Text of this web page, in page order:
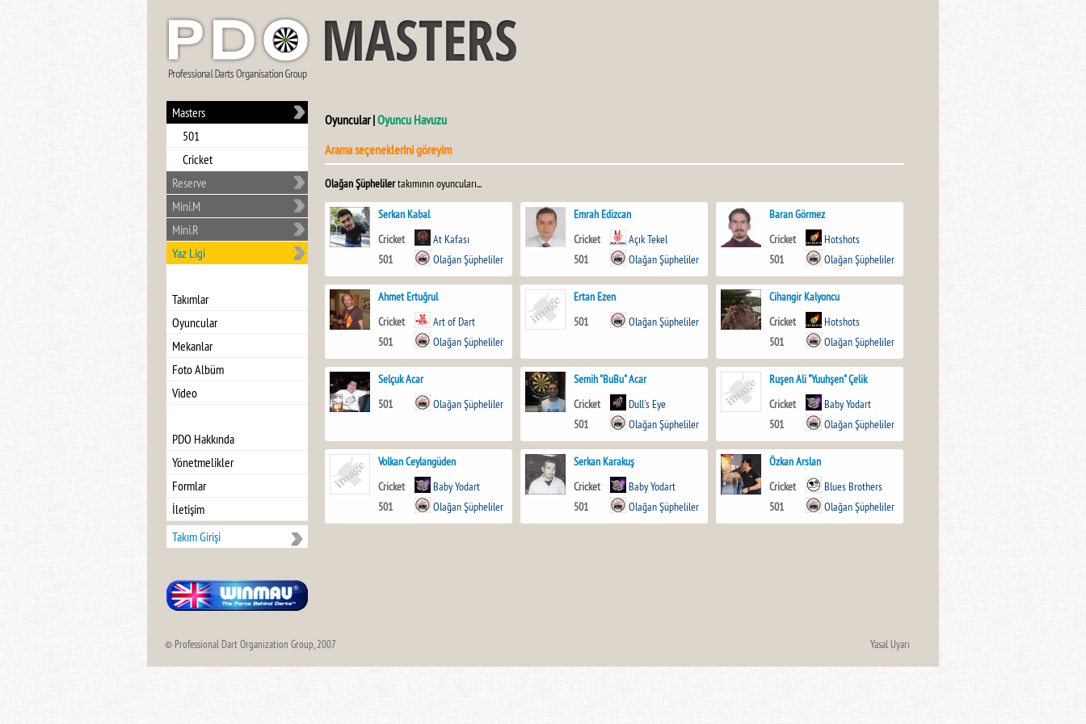
Masters
501
Cricket
Reserve
Mini.M
Mini.R
Yaz Ligi
Takımlar
Oyuncular
Mekanlar
Foto Albüm
Video
PDO Hakkında
Yönetmelikler
Formlar
İletişim
Takım Girişi
Oyuncular |Oyuncu Havuzu
Arama seçeneklerini göreyim
Olağan Şüphelilertakımının oyuncuları...
Serkan Kabal
Cricket
At Kafası
501
Olağan Şüpheliler
Emrah Edizcan
Cricket
Açık Tekel
501
Olağan Şüpheliler
Baran Görmez
Cricket
Hotshots
501
Olağan Şüpheliler
Ahmet Ertuğrul
Cricket
Art of Dart
501
Olağan Şüpheliler
Ertan Ezen
501
Olağan Şüpheliler
Cihangir Kalyoncu
Cricket
Hotshots
501
Olağan Şüpheliler
Selçuk Acar
501
Olağan Şüpheliler
Semih "BuBu" Acar
Cricket
Dull's Eye
501
Olağan Şüpheliler
Ruşen Ali "Yuuhşen" Çelik
Cricket
Baby Yodart
501
Olağan Şüpheliler
Volkan Ceylangüden
Cricket
Baby Yodart
501
Olağan Şüpheliler
Serkan Karakuş
Cricket
Baby Yodart
501
Olağan Şüpheliler
Özkan Arslan
Cricket
Blues Brothers
501
Olağan Şüpheliler
© Professional Dart Organization Group, 2007 Yasal Uyarı